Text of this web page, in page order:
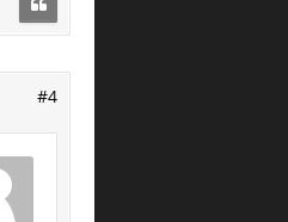
#4